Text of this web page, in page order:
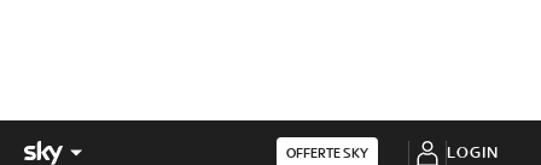
OFFERTE SKY LOGIN